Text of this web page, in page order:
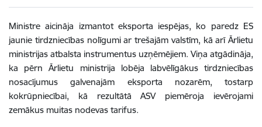
Ministre aicināja izmantot eksporta iespējas, ko paredz ES
jaunie tirdzniecības nolīgumi ar trešajām valstīm, kā arī Ārlietu
ministrijas atbalsta instrumentus uzņēmējiem. Viņa atgādināja,
ka pērn Ārlietu ministrija lobēja labvēlīgākus tirdzniecības
nosacījumus galvenajām eksporta nozarēm, tostarp
kokrūpniecībai, kā rezultātā ASV piemēroja ievērojami
zemākus muitas nodevas tarifus.